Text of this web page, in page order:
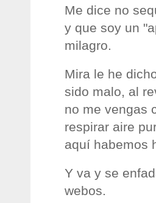
Me dice no
y que soy un
milagro.
Mira le he
sido malo, al
no me vengas
respirar aire
aquí habemos
Y va y se
webos